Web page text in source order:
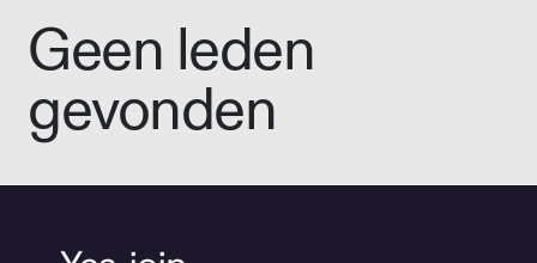
Geen leden
gevonden